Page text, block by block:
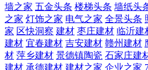
墙之家 五金头条 楼梯头条 墙纸头
之家 灯饰之家 电气之家 全景头条
家 区快洞察 建材 枣庄建材 临沂建
建材 宜春建材 吉安建材 赣州建材
材 萍乡建材 景德镇陶瓷 石家庄建
建材 承德建材 建材之家 企业之家